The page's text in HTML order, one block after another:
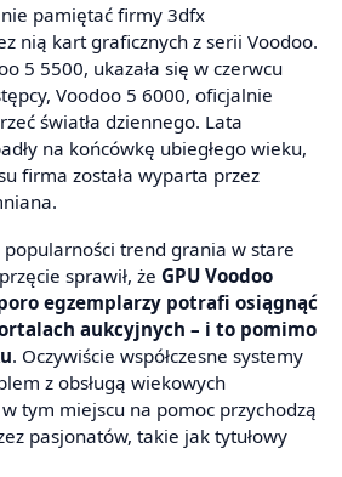
nie pamiętać firmy 3dfx
nią kart graficznych z serii Voodoo.
5 5500, ukazała się w czerwcu
Voodoo 5 6000, oficjalnie
światła dziennego. Lata
na końcówkę ubiegłego wieku,
firma została wyparta przez
trend grania w stare
sprawił, że GPU Voodoo
egzemplarzy potrafi osiągnąć
aukcyjnych – i to pomimo
. Oczywiście współczesne systemy
z obsługą wiekowych
tym miejscu na pomoc przychodzą
pasjonatów, takie jak tytułowy